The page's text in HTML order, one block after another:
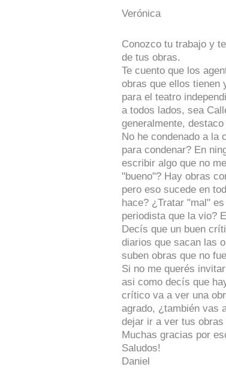
Verónica
Conozco tu trabajo y
de tus obras.
Te cuento que los
obras que ellos tienen
para el teatro
a todos lados, sea
generalmente,
No he condenado a la
para condenar? En
escribir algo que no
"bueno"? Hay obras
pero eso sucede en
hace? ¿Tratar "mal"
periodista que la vio?
Decís que un buen
diarios que sacan las
suben obras que no
Si no me querés
asi como decís que
crítico va a ver una
agrado, ¿también vas
dejar ir a ver tus
Muchas gracias por
Saludos!
Daniel